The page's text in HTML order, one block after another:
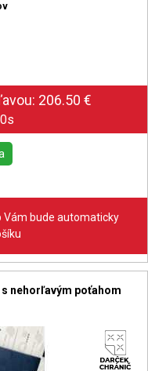
Vám bude automaticky
s nehorľavým poťahom